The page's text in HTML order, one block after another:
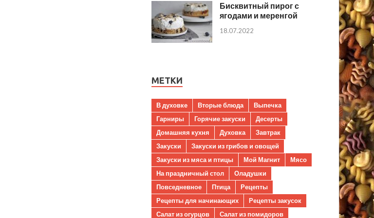
Бисквитный пирог с
ягодами и меренгой
18.07.2022
МЕТКИ
В духовке Вторые блюда
Выпечка
Гарниры
Горячие закуски
Десерты
Домашняя кухня
Духовка
Завтрак
Закуски
Закуски из грибов и овощей
Закуски из мяса и птицы
Мой Магнит
Мясо
На праздничный стол
Оладушки
Повседневное
Птица
Рецепты
Рецепты для начинающих
Рецепты закусок
Салат из огурцов
Салат из помидоров